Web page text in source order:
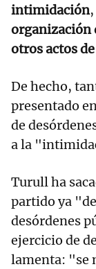
intimidación
organización
otros actos
De hecho,
presentado
de
a la
Turull ha
partido ya
desórdenes
ejercicio de
lamenta: "se